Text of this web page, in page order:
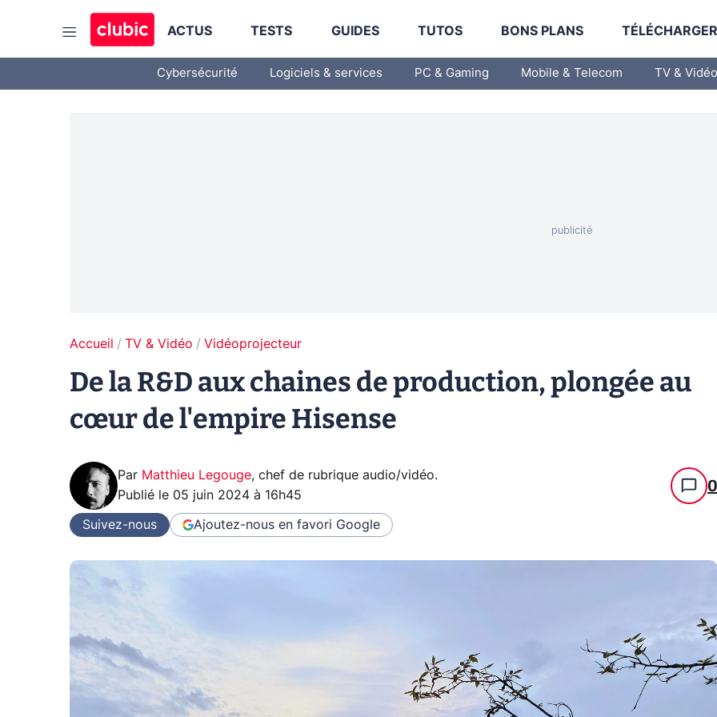
ACTUS TESTS GUIDES TUTOS BONS PLANS
Cybersécurité Logiciels & services PC & Gaming Mobile & Telecom TV & Vidéo
Accueil TV & Vidéo Vidéoprojecteur
De la R&D aux chaines de production, plongée au
cœur de l'empire Hisense
Par Matthieu Legouge, chef de rubrique audio/vidéo.
Publié le 05 juin 2024 à 16h45 0
Suivez-nous Ajoutez-nous en favori Google